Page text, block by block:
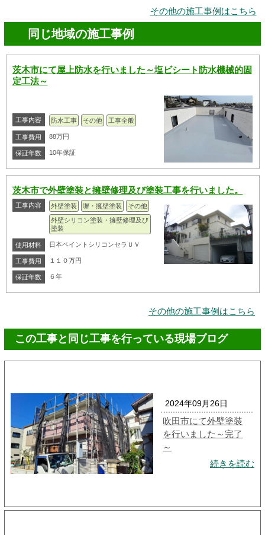
その他の施工事例はこちら
同じ地域の施工事例
茨木市にて屋上防水を行いました～塩ビシート防水機械的固
定工法～
工事内容 防水工事 その他 工事全般
工事費用 88万円
保証年数 10年保証
茨木市で外壁塗装と擁壁修理及び塗装工事を行いました。
工事内容 外壁塗装 塀・擁壁塗装
その他
外壁シリコン塗装・擁壁修理及び
塗装
使用材料 日本ペイントシリコンセラＵＶ
工事費用 １１０万円
保証年数 ６年
その他の施工事例はこちら
この工事と同じ工事を行っている現場ブログ
2024年09月26日
吹田市にて外壁塗装
を行いました～完了
～
続きを読む